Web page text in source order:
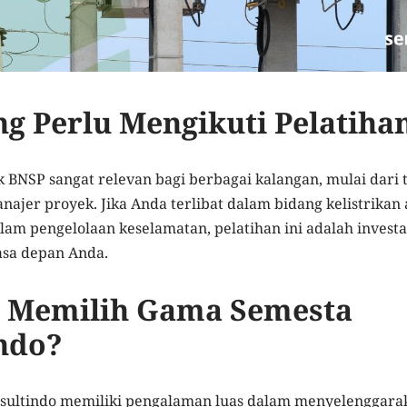
Perlu Mengikuti
BNSP sangat relevan bagi berbagai kalangan, mulai
proyek. Jika Anda terlibat dalam bidang
pengelolaan keselamatan, pelatihan ini adalah
depan Anda.
Gama Semesta
memiliki pengalaman luas dalam